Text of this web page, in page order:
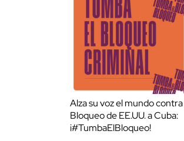
Alza su voz el mundo
Bloqueo de EE.UU. a Cuba:
¡#TumbaElBloqueo!